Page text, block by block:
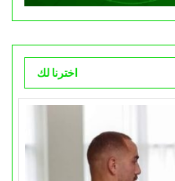
اخترنا لك